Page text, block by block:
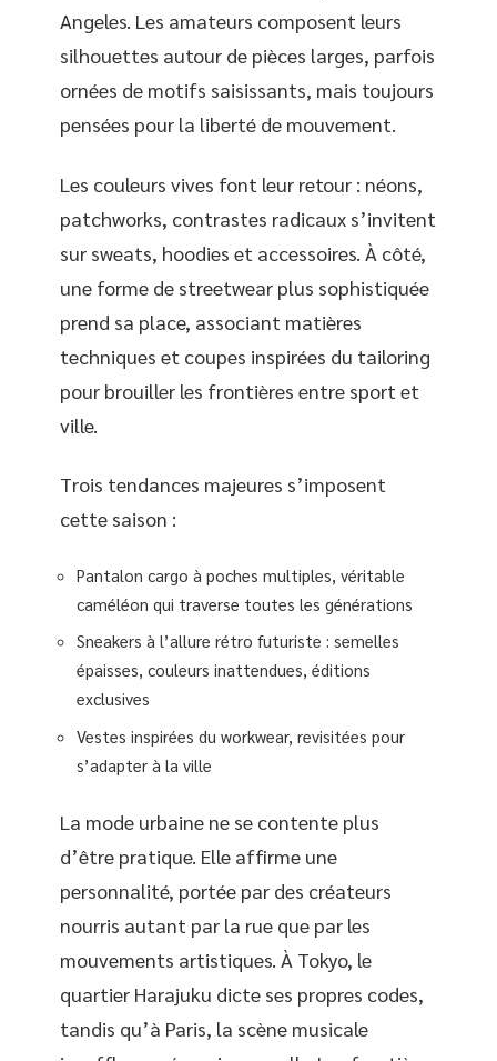
Angeles. Les amateurs composent leurs
silhouettes autour de pièces larges, parfois
ornées de motifs saisissants, mais toujours
pensées pour la liberté de mouvement.
Les couleurs vives font leur retour : néons,
patchworks, contrastes radicaux s’invitent
sur sweats, hoodies et accessoires. À côté,
une forme de streetwear plus sophistiquée
prend sa place, associant matières
techniques et coupes inspirées du tailoring
pour brouiller les frontières entre sport et
ville.
Trois tendances majeures s’imposent
cette saison :
Pantalon cargo à poches multiples, véritable
caméléon qui traverse toutes les générations
Sneakers à l’allure rétro futuriste : semelles
épaisses, couleurs inattendues, éditions
exclusives
Vestes inspirées du workwear, revisitées pour
s’adapter à la ville
La mode urbaine ne se contente plus
d’être pratique. Elle affirme une
personnalité, portée par des créateurs
nourris autant par la rue que par les
mouvements artistiques. À Tokyo, le
quartier Harajuku dicte ses propres codes,
tandis qu’à Paris, la scène musicale